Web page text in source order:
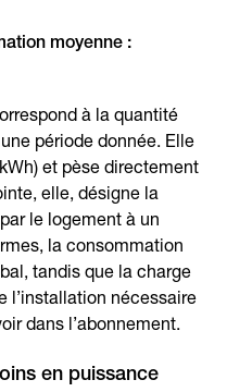
moyenne :
à la quantité
période donnée. Elle
et pèse directement
elle, désigne la
le logement à un
la consommation
tandis que la charge
l’installation nécessaire
dans l’abonnement.
en puissance